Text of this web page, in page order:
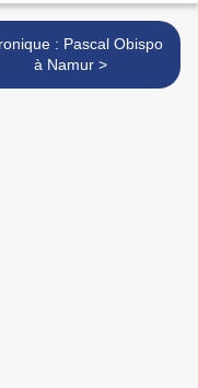
: Pascal Obispo
à Namur >